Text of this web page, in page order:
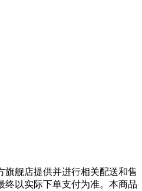
旗舰店提供并进行相关配送和售
终以实际下单支付为准。本商品